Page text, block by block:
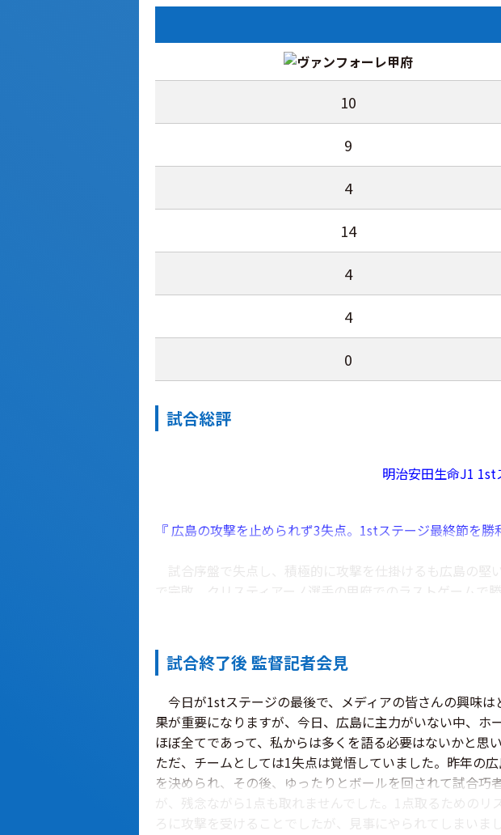
10
9
4
14
4
4
0
試合総評
明治安田生命J1 1st
『 広島の攻撃を止められず3失点。1stステージ最終節を勝
試合序盤で失点し、積極的に攻撃を仕掛けるも広島の堅
1stステージ最終節。昨シーズン年間王者の広島をホーム
前節・仙台戦は、前半4分にクリスティアーノ選手のゴ
カ選手を下げて石原選手を投入し、ワントップにクリス
られず、逆に仙台の猛攻から立て続けにゴールを許し、
いを抜け出すことはできなかった。
今週のトレーニングでは土屋選手が全体練習に合流した
試合終了後 監督記者会見
今日が1stステージの最後で、メディアの皆さんの興味
果が重要になりますが、今日、広島に主力がいない中、
ほぼ全てであって、私からは多くを語る必要はないかと思
ただ、チームとしては1失点は覚悟していました。昨年の
を決められ、その後、ゆったりとボールを回されて試合
ろに攻撃を受けることでしたが、見事にやられてしまい